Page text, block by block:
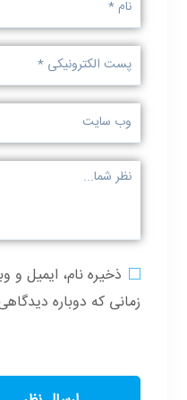
ذخیره نام، ایمیل و
زمانی که دوباره